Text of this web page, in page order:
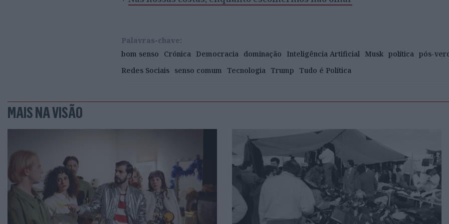
Palavras-chave:
bom senso
Crónica Democracia dominação Inteligência Artificial Musk política pós-
Redes Sociais senso comum Tecnologia Trump Tudo é Política
MAIS NA VISÃO